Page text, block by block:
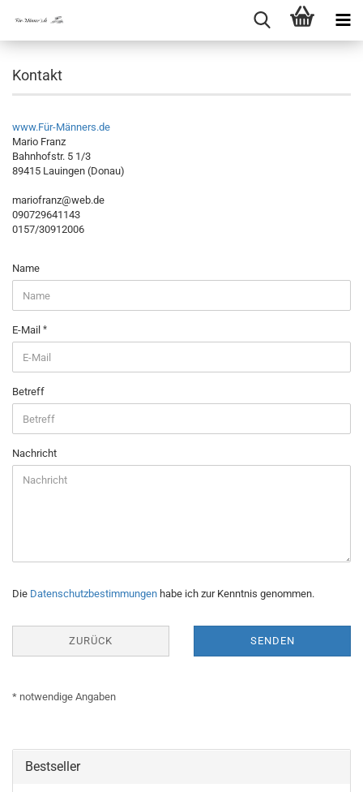
Kontakt
www.Für-Männers.de
Mario Franz
Bahnhofstr. 5 1/3
89415 Lauingen (Donau)
mariofranz@web.de
090729641143
0157/30912006
KONTAKT
Name
E-Mail
Betreff
Nachricht
DATENSCHUTZBESTIMMUNGEN
Die Datenschutzbestimmungen habe ich zur Kenntnis genommen.
ZURÜCK SENDEN
* notwendige Angaben
Bestseller